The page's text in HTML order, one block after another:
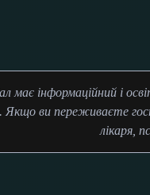
має інформаційний і
Якщо ви переживаєте
лікаря,